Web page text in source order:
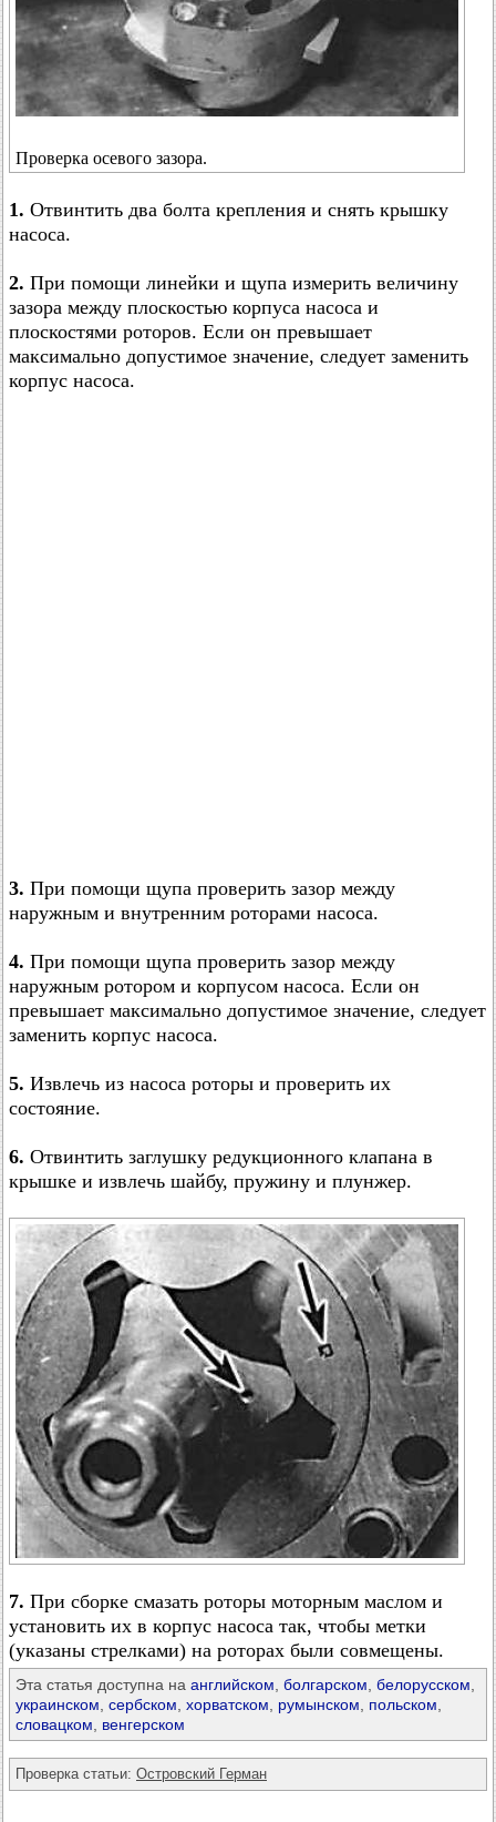
Проверка осевого зазора.
1. Отвинтить два болта крепления и снять крышку
насоса.
2. При помощи линейки и щупа измерить величину
зазора между плоскостью корпуса насоса и
плоскостями роторов. Если он превышает
максимально допустимое значение, следует заменить
корпус насоса.
3. При помощи щупа проверить зазор между
наружным и внутренним роторами насоса.
4. При помощи щупа проверить зазор между
наружным ротором и корпусом насоса. Если он
превышает максимально допустимое значение, следует
заменить корпус насоса.
5. Извлечь из насоса роторы и проверить их
состояние.
6. Отвинтить заглушку редукционного клапана в
крышке и извлечь шайбу, пружину и плунжер.
7. При сборке смазать роторы моторным маслом и
установить их в корпус насоса так, чтобы метки
(указаны стрелками) на роторах были совмещены.
Эта статья доступна на английском болгарском белорусском
украинском сербском хорватском румынском польском
словацком
венгерском
Проверка статьи: Островский Герман